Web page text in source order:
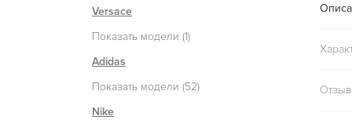
Versace
Показать модели (1)
Adidas
Показать модели (52)
Nike